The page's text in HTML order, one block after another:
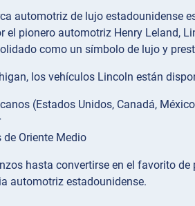
automotriz de lujo estadounidense
el pionero automotriz Henry Leland,
como un símbolo de lujo y
los vehículos Lincoln están
(Estados Unidos, Canadá,
Oriente Medio
hasta convertirse en el favorito
automotriz estadounidense.